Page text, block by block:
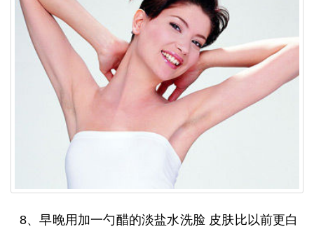
8、早晚用加一勺醋的淡盐水洗脸 皮肤比以前更白